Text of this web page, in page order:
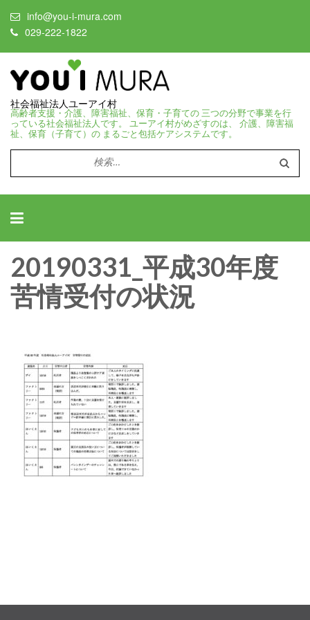
info@you-i-mura.com
029-222-1822
社会福祉法人ユーアイ村
高齢者支援・介護、障害福祉、保育・子育ての 三つの分野で事業を行
っている社会福祉法人です。 ユーアイ村がめざすのは、 介護、障害福
祉、保育（子育て）の まるごと包括ケアシステムです。
検
索:
20190331_平成30年度
苦情受付の状況